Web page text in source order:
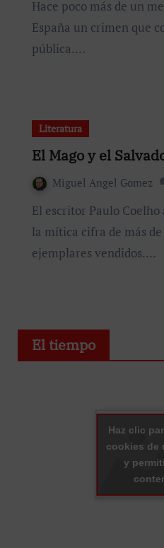
Hace poco más de un mes se produjo en
España un crimen que
pública.…
Literatura
El Mago y el
Miguel Angel Gomez
El escritor Paulo Coelho alcanzó hace tiempo
la mítica cifra de más
ejemplares vendidos.…
El tiempo
Haz clic
cookies de
y